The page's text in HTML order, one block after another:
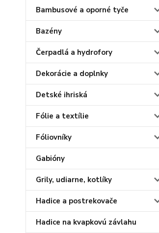
Bambusové a oporné tyče
Bazény
Čerpadlá a hydrofory
Dekorácie a doplnky
Detské ihriská
Fólie a textílie
Fóliovníky
Gabióny
Grily, udiarne, kotlíky
Hadice a postrekovače
Hadice na kvapkovú závlahu